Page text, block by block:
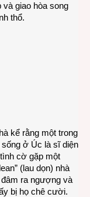
giao hòa song
thổ.
kể rằng một trong
ở Úc là sĩ diện
cờ gặp một
(lau dọn) nhà
ra ngượng và
bị họ chê cười.